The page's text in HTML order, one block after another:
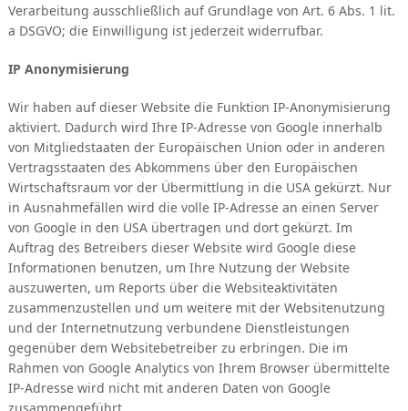
Verarbeitung ausschließlich auf Grundlage von Art. 6 Abs. 1 lit.
a DSGVO; die Einwilligung ist jederzeit widerrufbar.
IP Anonymisierung
Wir haben auf dieser Website die Funktion IP-Anonymisierung
aktiviert. Dadurch wird Ihre IP-Adresse von Google innerhalb
von Mitgliedstaaten der Europäischen Union oder in anderen
Vertragsstaaten des Abkommens über den Europäischen
Wirtschaftsraum vor der Übermittlung in die USA gekürzt. Nur
in Ausnahmefällen wird die volle IP-Adresse an einen Server
von Google in den USA übertragen und dort gekürzt. Im
Auftrag des Betreibers dieser Website wird Google diese
Informationen benutzen, um Ihre Nutzung der Website
auszuwerten, um Reports über die Websiteaktivitäten
zusammenzustellen und um weitere mit der Websitenutzung
und der Internetnutzung verbundene Dienstleistungen
gegenüber dem Websitebetreiber zu erbringen. Die im
Rahmen von Google Analytics von Ihrem Browser übermittelte
IP-Adresse wird nicht mit anderen Daten von Google